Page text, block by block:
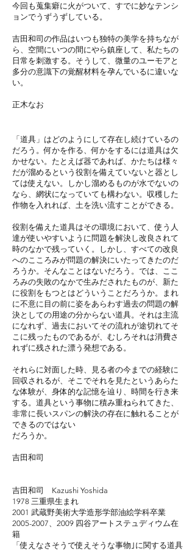
今回も蒐集癖に火がついて、すでに妙なテンシ
ョンでうずうずしている。
吉田和司の作品はいつも独特の美学を持ちなが
ら、空間にいつの間にやら鎮座して、私たちの
日常を刺激する。そうして、微量のユーモアと
多分の意識下の覚醒材料を孕んでいるに違いな
い。
正木なお
「道具」はどのようにして存在し続けているの
だろう。何かを作る、何かをするには道具は欠
かせない。たとえば器であれば、かたちは様々
だが溜めるという役割を備えていないと器とし
ては使えない。しかし溜めるものが水でないの
なら、網状になっていても構わない。収穫した
作物を入れれば、土を洗い流すことができる。
役割を備えた道具はその環境において、使う人
達が使いやすいように問題を解決し改良されて
時のなかで残っていく。しかし、すべての改良
へのこころみが問題の解決にいたってきたのだ
ろうか。そんなことはないだろう。では、ここ
ろみの失敗のなかで生みだされたものが、新た
に役割をもつとはどういうことだろうか。まれ
に不意に目の前に姿をあらわす過去の問題の解
決としての用途の分からない道具。それは主流
になれず、過去においてその流れが途切れてそ
こに残ったものであるが、むしろそれは消費さ
れずに残された漂う発想である。
それらに対面した時、見る者の今までの経験に
回収されるが、そこでそれを見たというあらた
な体験が、身体的な記憶を辿り、時間を行き来
する。道具という事物に積み重ねられてきた、
非常に長いスパンの解決の存在に触れることが
できるのではない
だろうか。
吉田和司
吉田和司 Kazushi Yoshida
1978 三重県生まれ
2001 武蔵野美術大学造形学部油絵学科卒業
2005-2007、2009 四谷アートステュディウム在
籍
「使えなさそうで使えそうな事物｣に関する道具